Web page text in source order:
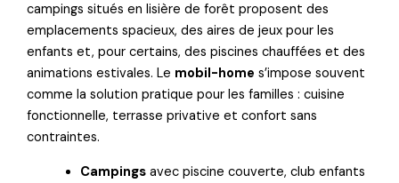
campings situés en lisière de forêt proposent des
emplacements spacieux, des aires de jeux pour les
enfants et, pour certains, des piscines chauffées et des
animations estivales. Le mobil-home s’impose souvent
comme la solution pratique pour les familles : cuisine
fonctionnelle, terrasse privative et confort sans
contraintes.
Campings avec piscine couverte, club enfants